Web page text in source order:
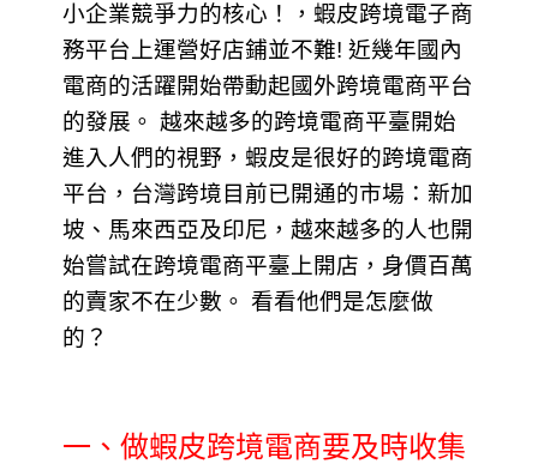
小企業競爭力的核心！，蝦皮跨境電子商
務平台上運營好店鋪並不難! 近幾年國內
電商的活躍開始帶動起國外跨境電商平台
的發展。 越來越多的跨境電商平臺開始
進入人們的視野，蝦皮是很好的跨境電商
平台，台灣跨境目前已開通的市場：新加
坡、馬來西亞及印尼，越來越多的人也開
始嘗試在跨境電商平臺上開店，身價百萬
的賣家不在少數。 看看他們是怎麼做
的？
一、做蝦皮跨境電商要及時收集